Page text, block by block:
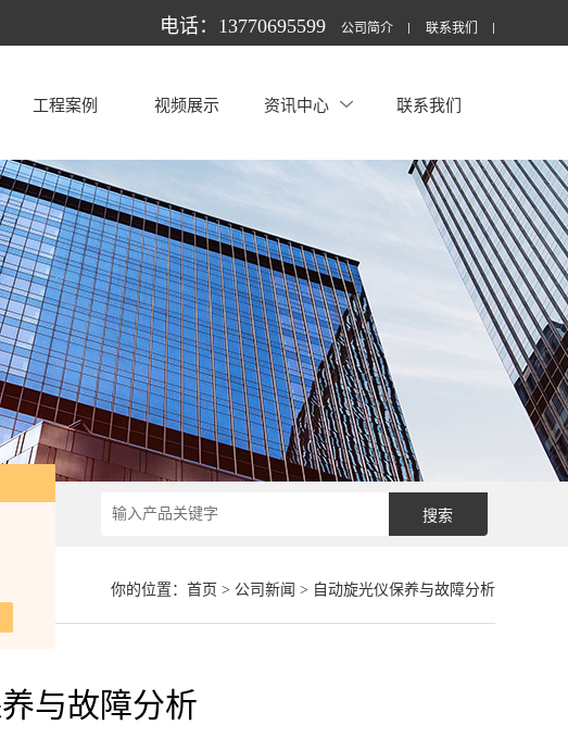
电话：13770695599 公司简介 联系我们
工程案例 视频展示 资讯中心 联系我们
你的位置： 首页 > 公司新闻 > 自动旋光仪保养与故障分析
与故障分析